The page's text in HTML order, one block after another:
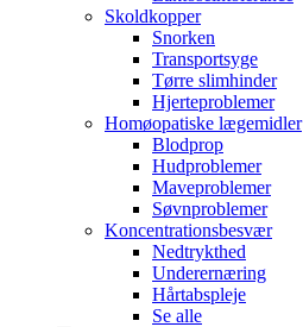
Skoldkopper
Snorken
Transportsyge
Tørre slimhinder
Hjerteproblemer
Homøopatiske lægemidler
Blodprop
Hudproblemer
Maveproblemer
Søvnproblemer
Koncentrationsbesvær
Nedtrykthed
Underernæring
Hårtabspleje
Se alle